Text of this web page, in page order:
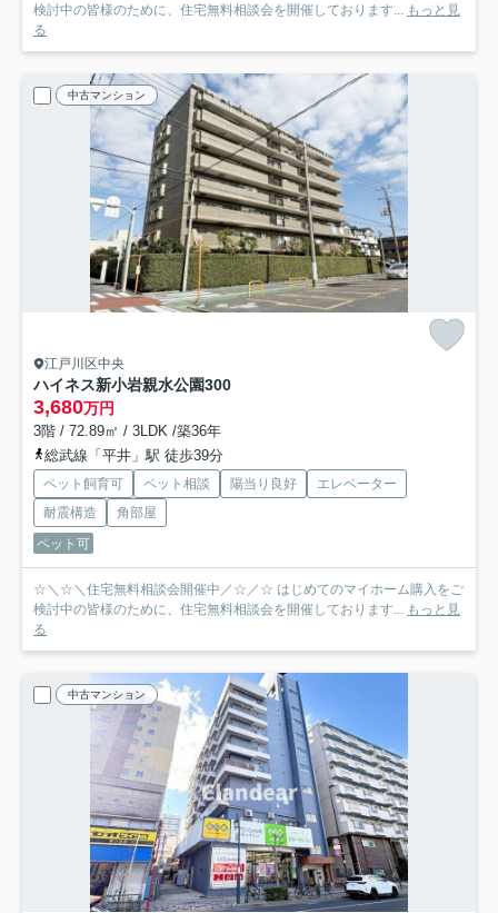
検討中の皆様のために、住宅無料相談会を開催しております... もっと見
る
中古マンション
江戸川区中央
ハイネス新小岩親水公園300
3,680万円
3階 / 72.89㎡ / 3LDK /築36年
総武線「平井」駅 徒歩39分
ペット飼育可 ペット相談 陽当り良好
エレベーター
耐震構造
角部屋
ペット可
☆＼☆＼住宅無料相談会開催中／☆／☆ はじめてのマイホーム購入をご
検討中の皆様のために、住宅無料相談会を開催しております... もっと見
る
中古マンション